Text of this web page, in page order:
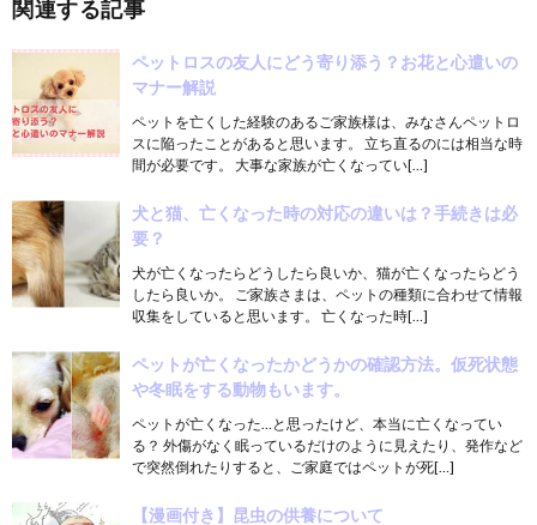
関連する記事
ペットロスの友人にどう寄り添う？お花と心遣いの
マナー解説
ペットを亡くした経験のあるご家族様は、みなさんペットロ
スに陥ったことがあると思います。 立ち直るのには相当な時
間が必要です。 大事な家族が亡くなってい[…]
犬と猫、亡くなった時の対応の違いは？手続きは必
要？
犬が亡くなったらどうしたら良いか、猫が亡くなったらどう
したら良いか。 ご家族さまは、ペットの種類に合わせて情報
収集をしていると思います。 亡くなった時[…]
ペットが亡くなったかどうかの確認方法。仮死状態
や冬眠をする動物もいます。
ペットが亡くなった…と思ったけど、本当に亡くなってい
る？ 外傷がなく眠っているだけのように見えたり、発作など
で突然倒れたりすると、ご家庭ではペットが死[…]
【漫画付き】昆虫の供養について